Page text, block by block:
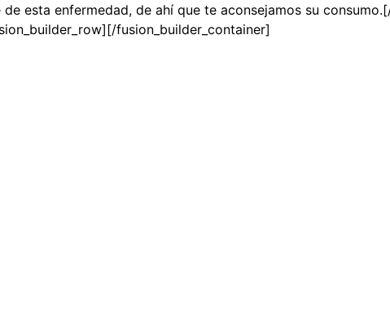
esta enfermedad, de ahí que te aconsejamos su
fusion_builder_container]